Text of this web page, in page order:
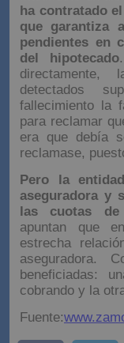
ha contratado
que garantiza
pendientes en
del hipotecado
detectados
fallecimiento la
para reclamar
era que debía
reclamase,
Pero la
aseguradora y
las cuotas
apuntan que
estrecha
aseguradora.
beneficiadas:
cobrando y la
Fuente: